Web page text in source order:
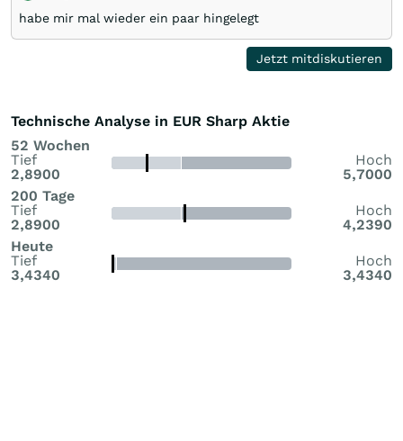
habe mir mal wieder ein paar hingelegt
Jetzt mitdiskutieren
Technische Analyse in EUR Sharp Aktie
52 Wochen
Tief
2,8900
Hoch
5,7000
200 Tage
Tief
2,8900
Hoch
4,2390
Heute
Tief
3,4340
Hoch
3,4340